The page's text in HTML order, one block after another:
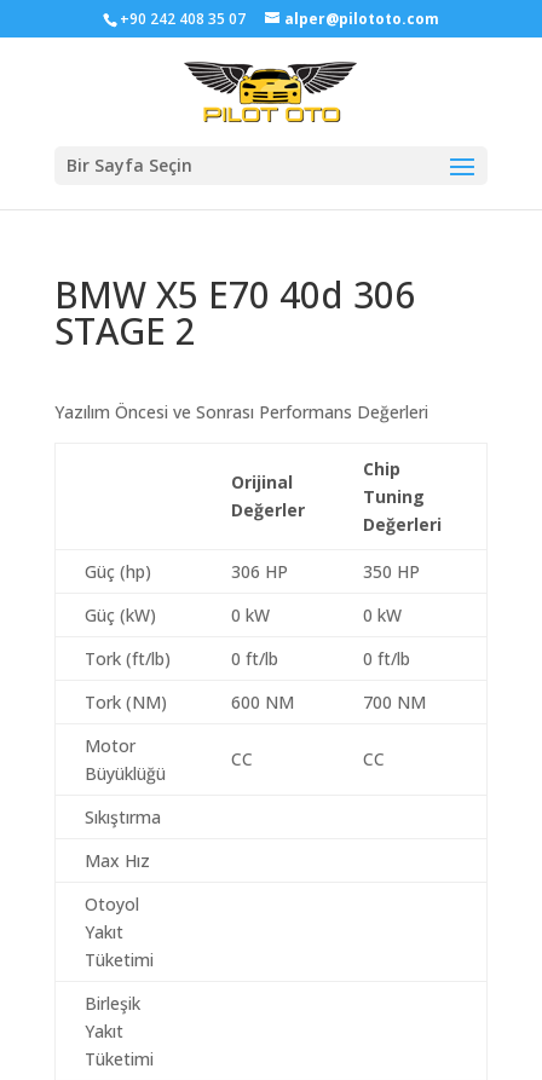
+90 242 408 35 07 alper@pilototo.com
Bir Sayfa Seçin
BMW X5 E70 40d 306
STAGE 2
Yazılım Öncesi ve Sonrası Performans Değerleri
Orijinal
Değerler
Chip
Tuning
Değerleri
Güç (hp) 306 HP
350 HP
Güç (kW)
0 kW
0 kW
Tork (ft/lb)
0 ft/lb
0 ft/lb
Tork (NM)
600 NM
700 NM
Motor
Büyüklüğü
CC CC
Sıkıştırma
Max Hız
Otoyol
Yakıt
Tüketimi
Birleşik
Yakıt
Tüketimi